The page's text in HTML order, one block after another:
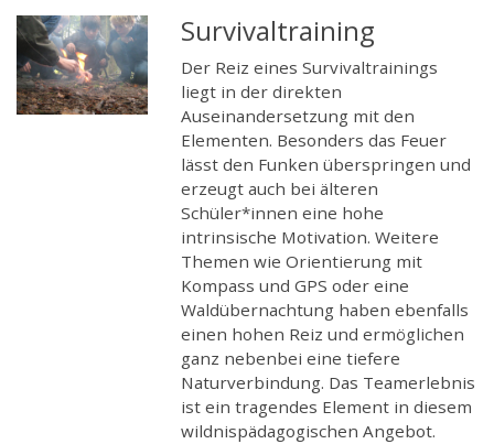
Survivaltraining
Der Reiz eines Survivaltrainings
liegt in der direkten
Auseinandersetzung mit den
Elementen. Besonders das Feuer
lässt den Funken überspringen und
erzeugt auch bei älteren
Schüler*innen eine hohe
intrinsische Motivation. Weitere
Themen wie Orientierung mit
Kompass und GPS oder eine
Waldübernachtung haben ebenfalls
einen hohen Reiz und ermöglichen
ganz nebenbei eine tiefere
Naturverbindung. Das Teamerlebnis
ist ein tragendes Element in diesem
wildnispädagogischen Angebot.